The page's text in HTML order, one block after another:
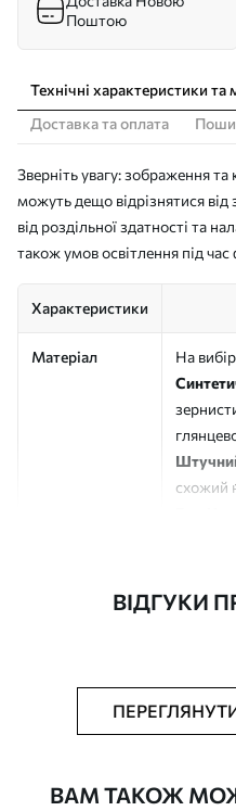
Поштою
Технічні характеристики та
Доставка та оплата
Зверніть увагу: зображення
можуть дещо відрізнятися
від роздільної здатності та
також умов освітлення під
Характеристики
Матеріал
На
схожий
Додатково Можна
ВІДГУКИ
ВАМ ТАКОЖ